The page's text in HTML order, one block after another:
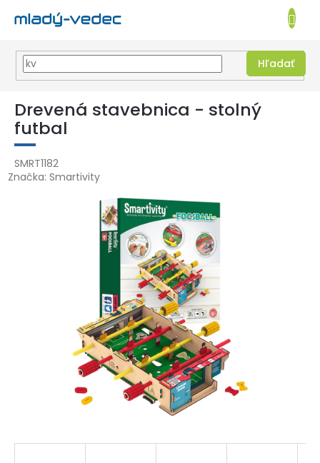
Prejsť
obsah
EUR
Hľadať
KOŠÍK
Drevená stavebnica - stolný
futbal
SMRT1182
Značka: Smartivity